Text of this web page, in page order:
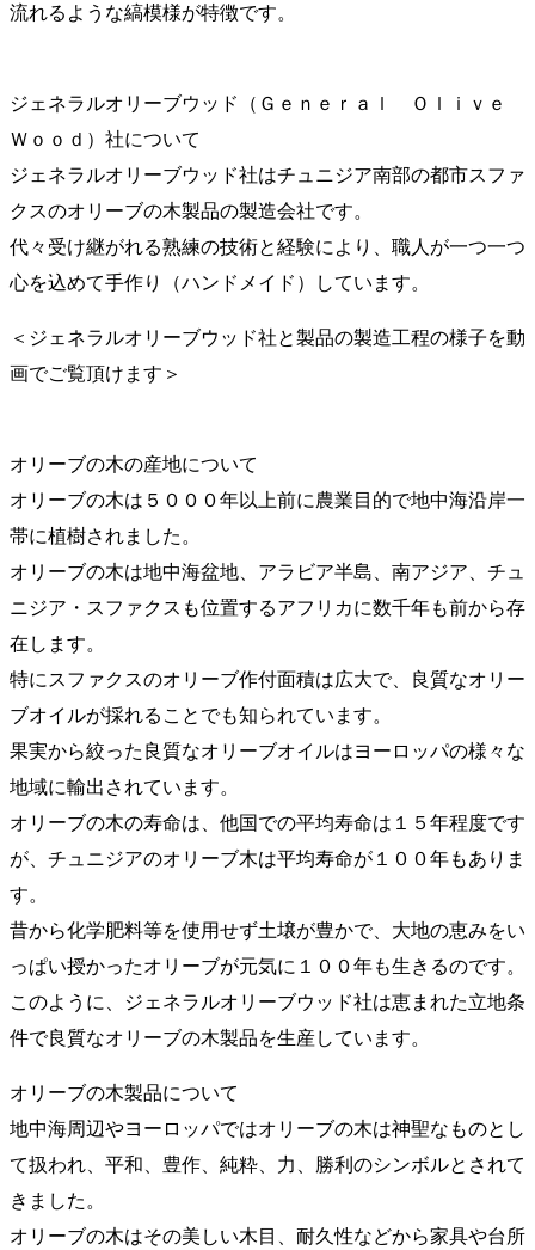
流れるような縞模様が特徴です。
ジェネラルオリーブウッド（Ｇｅｎｅｒａｌ Ｏｌｉｖｅ
Ｗｏｏｄ）社について
ジェネラルオリーブウッド社はチュニジア南部の都市スファ
クスのオリーブの木製品の製造会社です。
代々受け継がれる熟練の技術と経験により、職人が一つ一つ
心を込めて手作り（ハンドメイド）しています。
＜ジェネラルオリーブウッド社と製品の製造工程の様子を動
画でご覧頂けます＞
オリーブの木の産地について
オリーブの木は５０００年以上前に農業目的で地中海沿岸一
帯に植樹されました。
オリーブの木は地中海盆地、アラビア半島、南アジア、チュ
ニジア・スファクスも位置するアフリカに数千年も前から存
在します。
特にスファクスのオリーブ作付面積は広大で、良質なオリー
ブオイルが採れることでも知られています。
果実から絞った良質なオリーブオイルはヨーロッパの様々な
地域に輸出されています。
オリーブの木の寿命は、他国での平均寿命は１５年程度です
が、チュニジアのオリーブ木は平均寿命が１００年もありま
す。
昔から化学肥料等を使用せず土壌が豊かで、大地の恵みをい
っぱい授かったオリーブが元気に１００年も生きるのです。
このように、ジェネラルオリーブウッド社は恵まれた立地条
件で良質なオリーブの木製品を生産しています。
オリーブの木製品について
地中海周辺やヨーロッパではオリーブの木は神聖なものとし
て扱われ、平和、豊作、純粋、力、勝利のシンボルとされて
きました。
オリーブの木はその美しい木目、耐久性などから家具や台所